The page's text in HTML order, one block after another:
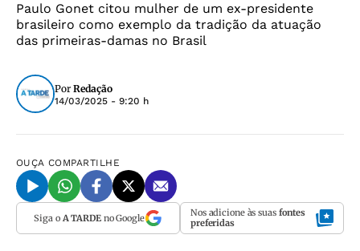
Paulo Gonet citou mulher de um ex-presidente
brasileiro como exemplo da tradição da atuação
das primeiras-damas no Brasil
Por Redação
14/03/2025 - 9:20 h
OUÇA COMPARTILHE
Siga o A TARDEno Google Nos adicione às suas fontes
preferidas